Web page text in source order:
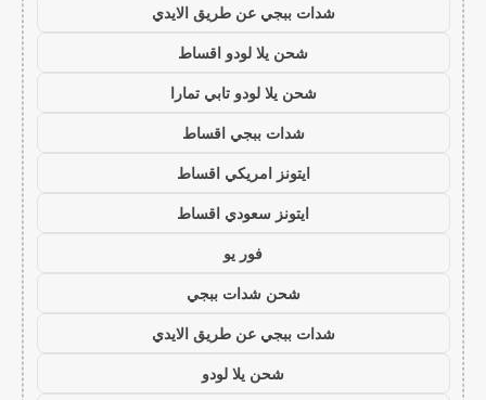
شدات ببجي عن طريق الايدي
شحن يلا لودو اقساط
شحن يلا لودو تابي تمارا
شدات ببجي اقساط
ايتونز امريكي اقساط
ايتونز سعودي اقساط
فور يو
شحن شدات ببجي
شدات ببجي عن طريق الايدي
شحن يلا لودو